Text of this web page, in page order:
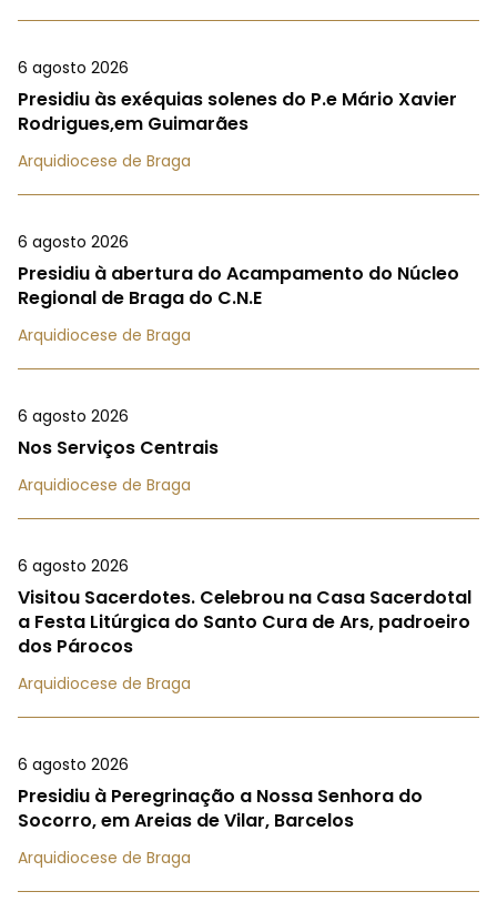
6 agosto 2026
Presidiu às exéquias solenes do P.e Mário Xavier
Rodrigues,em Guimarães
Arquidiocese de Braga
6 agosto 2026
Presidiu à abertura do Acampamento do Núcleo
Regional de Braga do C.N.E
Arquidiocese de Braga
6 agosto 2026
Nos Serviços Centrais
Arquidiocese de Braga
6 agosto 2026
Visitou Sacerdotes. Celebrou na Casa Sacerdotal
a Festa Litúrgica do Santo Cura de Ars, padroeiro
dos Párocos
Arquidiocese de Braga
6 agosto 2026
Presidiu à Peregrinação a Nossa Senhora do
Socorro, em Areias de Vilar, Barcelos
Arquidiocese de Braga